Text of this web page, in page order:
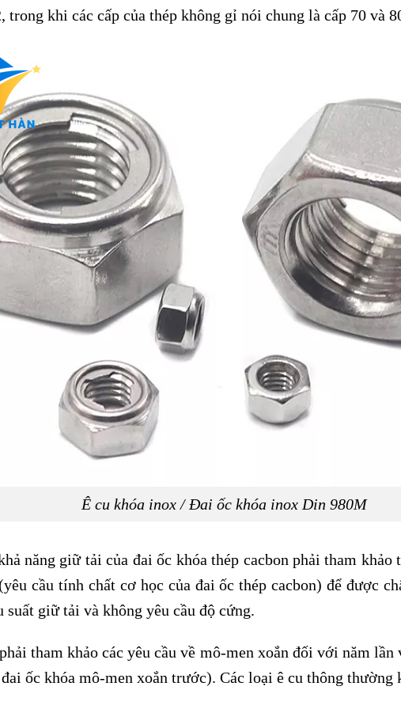
trong khi các cấp của thép không gỉ nói chung là cấp 70 và
Ê cu khóa inox / Đai ốc khóa inox Din 980M
năng giữ tải của đai ốc khóa thép cacbon phải tham
cầu tính chất cơ học của đai ốc thép cacbon) để được
suất giữ tải và không yêu cầu độ cứng.
tham khảo các yêu cầu về mô-men xoắn đối với năm
ốc khóa mô-men xoắn trước). Các loại ê cu thông thường